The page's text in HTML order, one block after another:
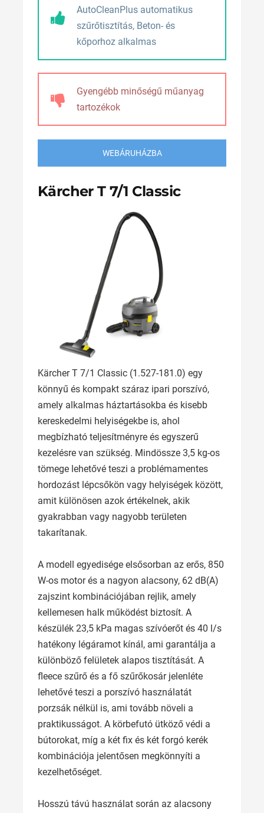
AutoCleanPlus automatikus
szűrőtisztítás, Beton- és
kőporhoz alkalmas
Gyengébb minőségű műanyag
tartozékok
WEBÁRUHÁZBA
Kärcher T 7/1 Classic
Kärcher T 7/1 Classic (1.527-181.0) egy
könnyű és kompakt száraz ipari porszívó,
amely alkalmas háztartásokba és kisebb
kereskedelmi helyiségekbe is, ahol
megbízható teljesítményre és egyszerű
kezelésre van szükség. Mindössze 3,5 kg-os
tömege lehetővé teszi a problémamentes
hordozást lépcsőkön vagy helyiségek között,
amit különösen azok értékelnek, akik
gyakrabban vagy nagyobb területen
takarítanak.
A modell egyedisége elsősorban az erős, 850
W-os motor és a nagyon alacsony, 62 dB(A)
zajszint kombinációjában rejlik, amely
kellemesen halk működést biztosít. A
készülék 23,5 kPa magas szívóerőt és 40 l/s
hatékony légáramot kínál, ami garantálja a
különböző felületek alapos tisztítását. A
fleece szűrő és a fő szűrőkosár jelenléte
lehetővé teszi a porszívó használatát
porzsák nélkül is, ami tovább növeli a
praktikusságot. A körbefutó ütköző védi a
bútorokat, míg a két fix és két forgó kerék
kombinációja jelentősen megkönnyíti a
kezelhetőséget.
Hosszú távú használat során az alacsony